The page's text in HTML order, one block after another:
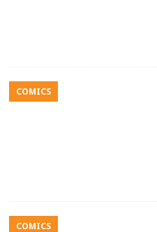
COMICS
COMICS